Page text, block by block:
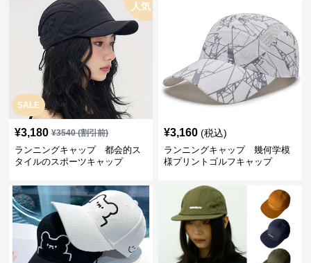
SALE
人気
¥3,180 ¥3540(割引前)
ランニングキャップ 都会的ス
タイルのスポーツキャップ
¥3,160 (税込)
ランニングキャップ 幾何学模
様プリントゴルフキャップ